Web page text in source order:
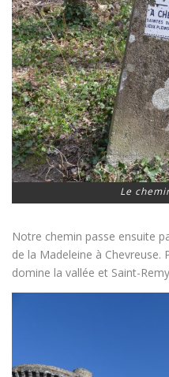
Le
Notre chemin passe ensuite
de la Madeleine à Chevreuse.
domine la vallée et Saint-